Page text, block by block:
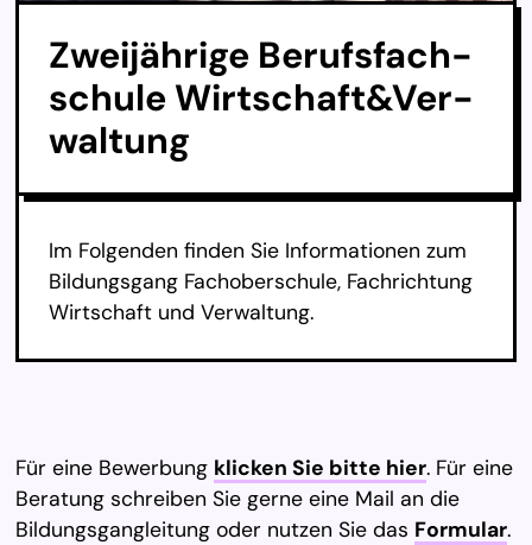
Zwei­jäh­ri­ge Be­rufs­fach­
schu­le Wirt­schaft&Ver­
wal­tung
Im Folgenden finden Sie Informationen zum
Bildungsgang Fachoberschule, Fachrichtung
Wirtschaft und Verwaltung.
Für eine Bewerbung klicken Sie bitte hier. Für eine
Beratung schreiben Sie gerne eine Mail an die
Bildungsgangleitung oder nutzen Sie das Formular.